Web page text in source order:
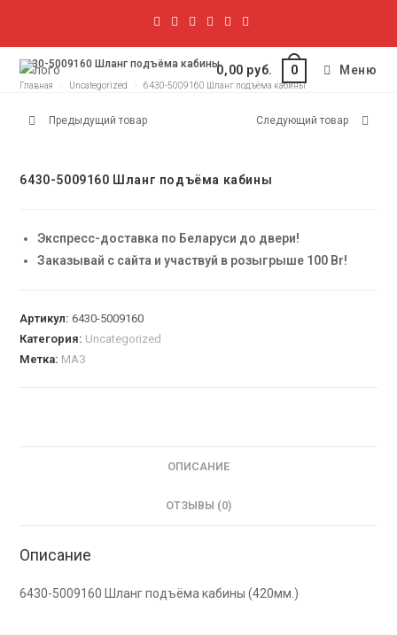
0,00 руб. 0 Меню
6430-5009160 Шланг подъёма кабины
Главная Uncategorized 6430-5009160 Шланг подъёма кабины
Предыдущий товар Следующий товар
6430-5009160 Шланг подъёма кабины
Экспресс-доставка по Беларуси до двери!
Заказывай с сайта и участвуй в розыгрыше 100 Br!
Артикул:6430-5009160
Категория: Uncategorized
Метка: МАЗ
ОПИСАНИЕ
ОТЗЫВЫ (0)
Описание
6430-5009160 Шланг подъёма кабины (420мм.)